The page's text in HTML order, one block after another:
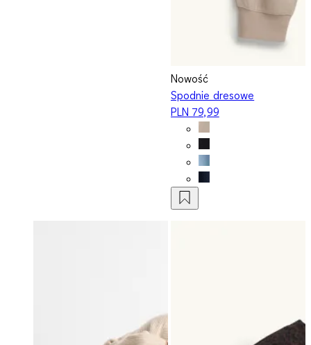
Nowość
Spodnie dresowe
PLN 79,99